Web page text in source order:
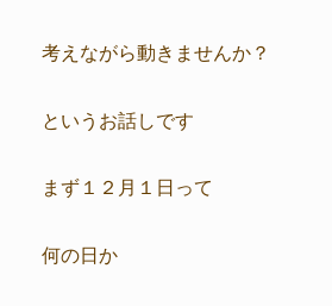
考えながら動きませんか？
というお話しです
まず１２月１日って
何の日か